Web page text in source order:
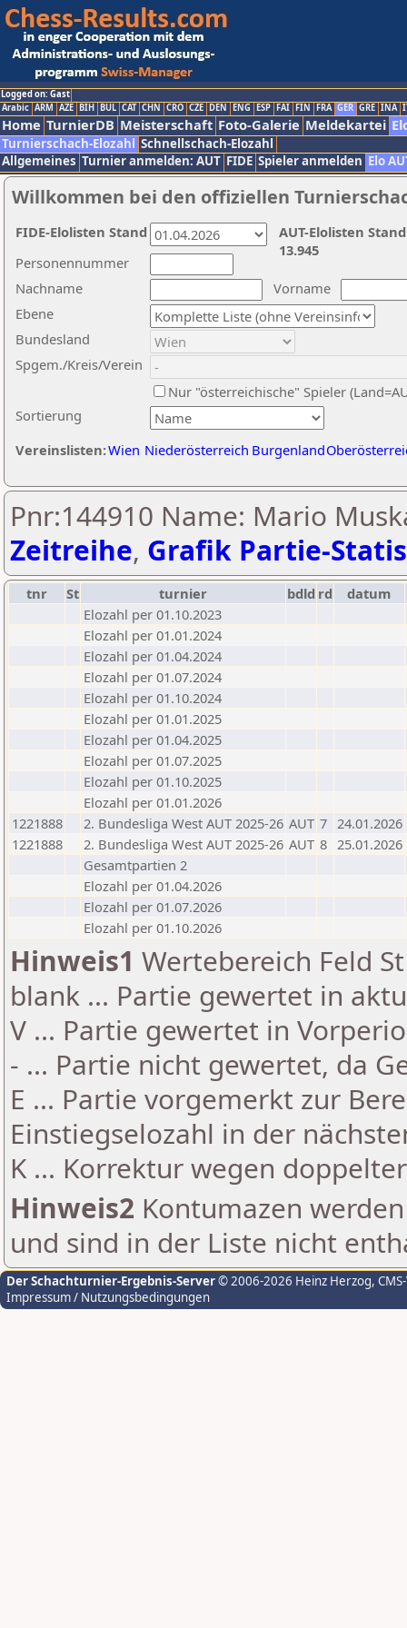
Logged on: Gast
Arabic ARM AZE BIH BUL CAT CHN CRO CZE DEN ENG ESP FAI FIN FRA GER GRE INA
Home TurnierDB Meisterschaft Foto-Galerie Meldekartei
Turnierschach-Elozahl Schnellschach-Elozahl
Allgemeines Turnier anmelden: AUT FIDE Spieler anmelden Elo
Willkommen bei den offiziellen
Nachname
Vorname
Ebene
Sortierung
Personennummer
Bundesland
Spgem./Kreis/Verein
Nur "österreichische" Spieler
Vereinslisten:Wien Niederösterreich Burgenland
AUT-Elolisten
13.945
FIDE-Elolisten Stand
Pnr:144910 Name: Mario
Zeitreihe, Grafik Partie-
tnr St turnier bdld rd
datum
Elozahl per 01.10.2023
Elozahl per 01.01.2024
Elozahl per 01.04.2024
Elozahl per 01.07.2024
Elozahl per 01.10.2024
Elozahl per 01.01.2025
Elozahl per 01.04.2025
Elozahl per 01.07.2025
Elozahl per 01.10.2025
Elozahl per 01.01.2026
1221888
2. Bundesliga West AUT 2025-26 AUT 7 24.01.2026
1221888
2. Bundesliga West AUT 2025-26 AUT 8 25.01.2026
Gesamtpartien 2
Elozahl per 01.04.2026
Elozahl per 01.07.2026
Elozahl per 01.10.2026
Hinweis1 Wertebereich Feld
blank ... Partie gewertet in
V ... Partie gewertet in
- ... Partie nicht gewertet, da
E ... Partie vorgemerkt zur
Einstiegselozahl in der
K ... Korrektur wegen
Hinweis2 Kontumazen
und sind in der Liste nicht
Der Schachturnier-Ergebnis-Server© 2006-2026 Heinz Herzog,
Impressum / Nutzungsbedingungen